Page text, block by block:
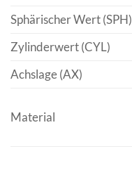
Sphärischer Wert (SPH)
Zylinderwert (CYL)
Achslage (AX)
Material